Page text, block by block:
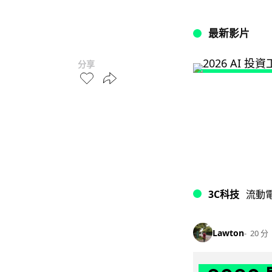
分享
最新影片
3C科技 流動
Lawton 20 分